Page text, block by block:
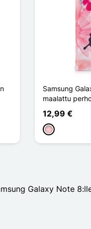
Samsung
maalattu
12,99 €
Pinkki
Galaxy Note